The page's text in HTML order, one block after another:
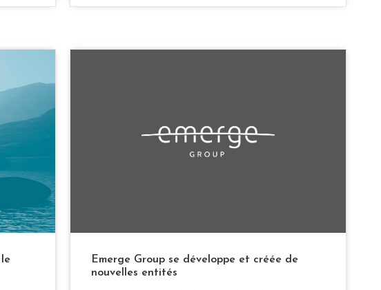
Emerge Group se développe et créée de
nouvelles entités